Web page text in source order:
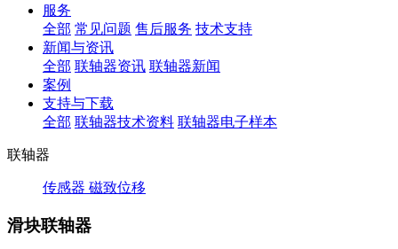
服务
全部 常见问题 售后服务 技术支持
新闻与资讯
全部 联轴器资讯 联轴器新闻
案例
支持与下载
全部 联轴器技术资料 联轴器电子样本
联轴器
传感器 磁致位移
滑块联轴器